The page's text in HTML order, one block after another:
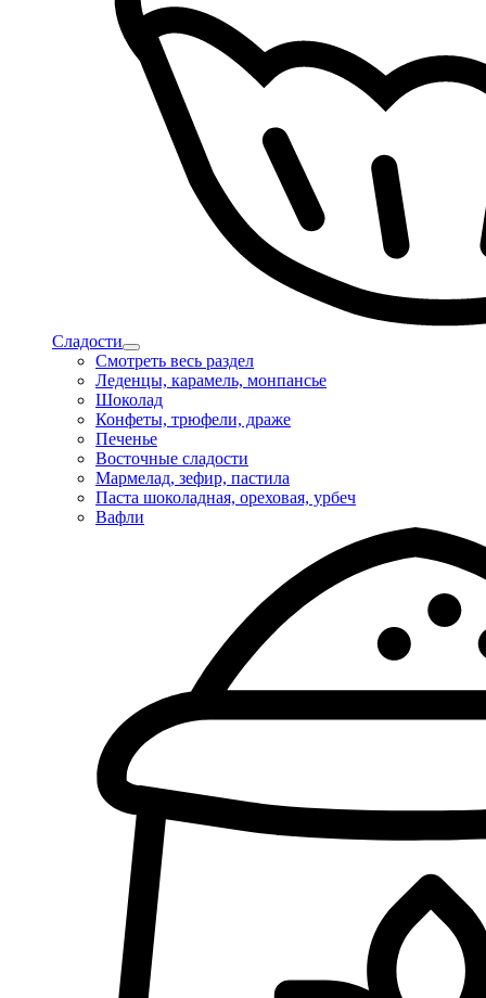
Сладости
Смотреть весь раздел
Леденцы, карамель, монпансье
Шоколад
Конфеты, трюфели, драже
Печенье
Восточные сладости
Мармелад, зефир, пастила
Паста шоколадная, ореховая, урбеч
Вафли